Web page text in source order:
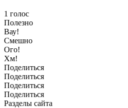
1 голос
Полезно
Вау!
Смешно
Ого!
Хм!
Поделиться
Поделиться
Поделиться
Поделиться
Разделы сайта